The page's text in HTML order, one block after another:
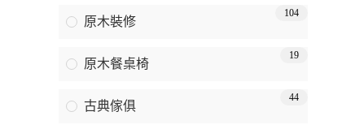
原木裝修
104
原木餐桌椅
19
古典傢俱
44